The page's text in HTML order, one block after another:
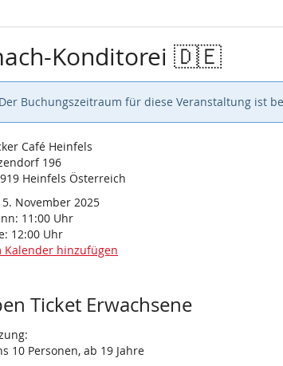
Konditorei 🇩🇪
Der Buchungszeitraum für diese Veranstaltung ist
Café Heinfels
196
Heinfels Österreich
November 2025
11:00 Uhr
12:00 Uhr
Kalender hinzufügen
Ticket Erwachsene
10 Personen, ab 19 Jahre